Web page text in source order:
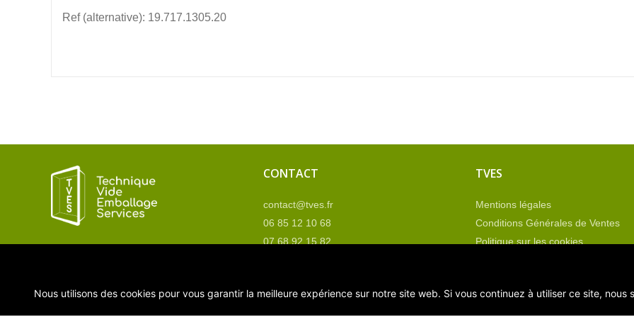
Ref (alternative): 19.717.1305.20
CONTACT
contact@tves.fr
06 85 12 10 68
07 68 92 15 82
TVES
Mentions légales
Conditions Générales de Ventes
Politique sur les cookies
Nous utilisons des cookies pour vous garantir la meilleure expérience sur notre site web. Si vous continuez à utiliser ce site, nous